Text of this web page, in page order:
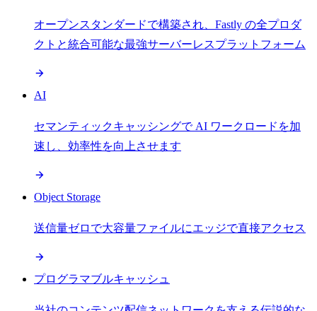
オープンスタンダードで構築され、Fastly の全プロダ
クトと統合可能な最強サーバーレスプラットフォーム
AI
セマンティックキャッシングで AI ワークロードを加
速し、効率性を向上させます
Object Storage
送信量ゼロで大容量ファイルにエッジで直接アクセス
プログラマブルキャッシュ